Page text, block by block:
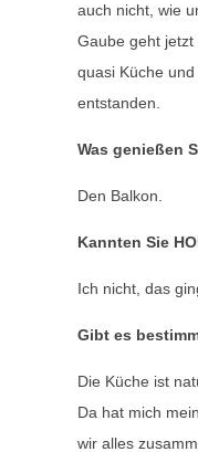
auch nicht, wie
Gaube geht
quasi Küche
entstanden.
Was genießen
Den Balkon.
Kannten Sie
Ich nicht, das
Gibt es
Die Küche ist
Da hat mich
wir alles